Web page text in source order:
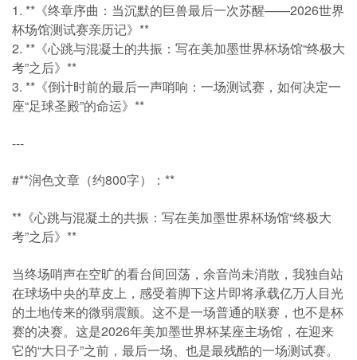
1. **《终章序曲：当沉默的巨兽最后一次苏醒——2026世界
杯场馆测试赛亲历记》**
2. **《心跳与混凝土的共振：写在美加墨世界杯场馆“终极大
考”之后》**
3. **《倒计时前的最后一声哨响：一场测试赛，如何决定一
座“足球圣殿”的命运》**
---
#**润色文章（约800字）：**
**《心跳与混凝土的共振：写在美加墨世界杯场馆“终极大
考”之后》**
当终场哨声在空旷的看台间回荡，余音尚未消散，我独自站
在球场中央的草皮上，感受着脚下这片即将承载亿万人目光
的土地传来的微弱震颤。这不是一场普通的联赛，也不是杯
赛的决赛。这是2026年美加墨世界杯某座主场馆，在迎来
它的“大日子”之前，最后一场、也是最残酷的一场测试赛。